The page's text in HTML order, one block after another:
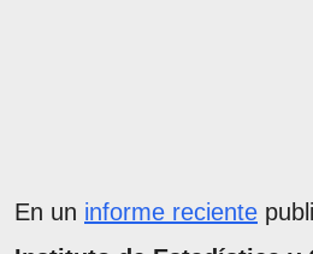
En un informe reciente